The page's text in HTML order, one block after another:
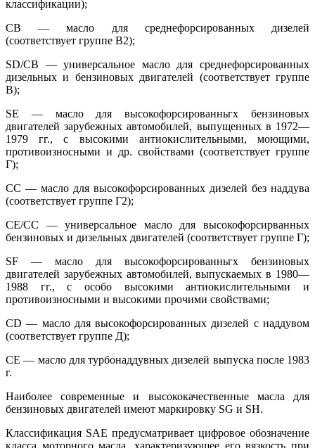
классификации);
СВ — масло для среднефорсированных дизелей
(соответствует группе В2);
SD/CB — универсальное масло для среднефорсированных
дизельных и бензиновых двигателей (соответствует группе
В);
SE — масло для высокофорсированньгх бензиновых
двигателей зарубежных автомобилей, выпущенных в 1972—
1979 гг., с высокими антиокислительными, моющими,
противоизносными и др. свойствами (соответствует группе
Г);
СС — масло для высокофорсированных дизелей без наддува
(соответствует группе Г2);
СЕ/СС — универсальное масло для высокофорсирванных
бензиновых и дизельных двигателей (соответствует группе Г);
SF — масло для высокофорсированньгх бензиновых
двигателей зарубежных автомобилей, выпускаемых в 1980—
1988 гг., с особо высокими антиокислительными и
противоизносными и высокими прочими свойствами;
CD — масло для высокофорсированных дизелей с наддувом
(соответствует группе Д);
СЕ — масло для турбонаддувных дизелей выпуска после 1983
г.
Наиболее современные и высококачественные масла для
бензиновых двигателей имеют маркировку SG и SH.
Классификация SAE предусматривает цифровое обозначение